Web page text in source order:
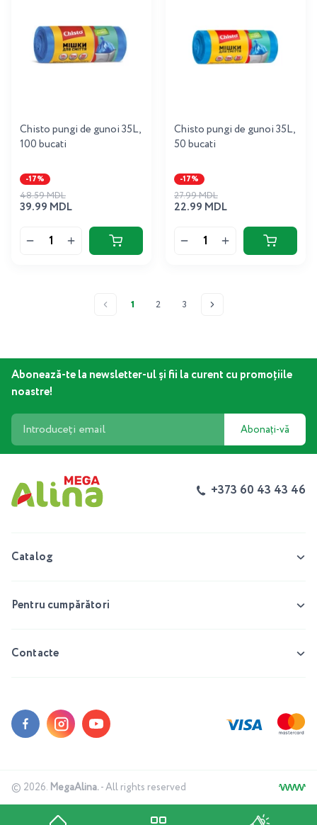
Chisto pungi de gunoi 35L,
100 bucati
-17%
39.99 MDL
48.59 MDL
Chisto pungi de gunoi 35L,
50 bucati
-17%
22.99 MDL
27.99 MDL
1 2 3
Abonează-te la newsletter-ul și fii la curent cu promoțiile
noastre!
Abonați-vă
+373 60 43 43 46
Catalog
Pentru cumpărători
Contacte
© 2026. MegaAlina.- All rights reserved